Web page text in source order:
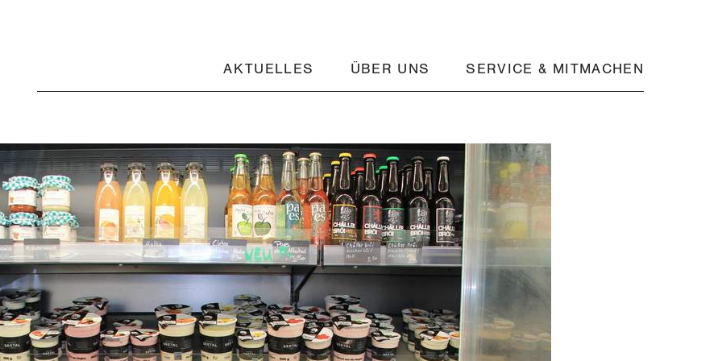
AKTUELLES ÜBER UNS SERVICE & MITMACHEN